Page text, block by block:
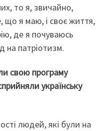
то я, звичайно,
що я маю, і своє життя,
де я почуваюсь
на патріотизм.
свою програму
українську
людей, які були на